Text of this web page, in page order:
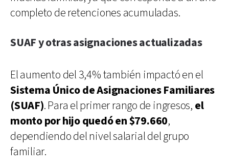
completo de retenciones acumuladas.
SUAF y otras asignaciones actualizadas
El aumento del 3,4% también impactó en el
Sistema Único de Asignaciones Familiares
(SUAF). Para el primer rango de ingresos, el
monto por hijo quedó en $79.660,
dependiendo del nivel salarial del grupo
familiar.